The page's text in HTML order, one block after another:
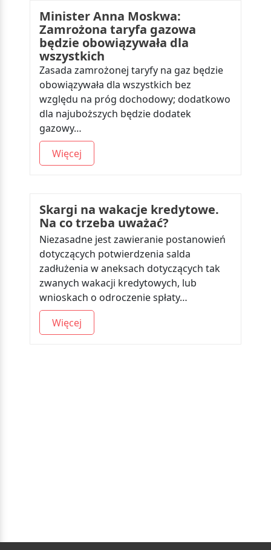
Minister Anna Moskwa:
Zamrożona taryfa gazowa
będzie obowiązywała dla
wszystkich
Zasada zamrożonej taryfy na gaz będzie
obowiązywała dla wszystkich bez
względu na próg dochodowy; dodatkowo
dla najuboższych będzie dodatek
gazowy…
Więcej
Skargi na wakacje kredytowe.
Na co trzeba uważać?
Niezasadne jest zawieranie postanowień
dotyczących potwierdzenia salda
zadłużenia w aneksach dotyczących tak
zwanych wakacji kredytowych, lub
wnioskach o odroczenie spłaty…
Więcej